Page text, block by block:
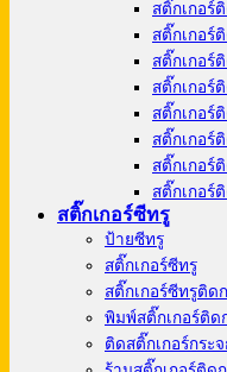
สติ๊กเกอร์
สติ๊กเกอร์
สติ๊กเกอร์
สติ๊กเกอร์
สติ๊กเกอร์
สติ๊กเกอร์
สติ๊กเกอร์
สติ๊กเกอร์
สติ๊กเกอร์ซีทรู
ป้ายซีทรู
สติ๊กเกอร์ซีทรู
สติ๊กเกอร์ซีทรูติด
พิมพ์สติ๊กเกอร์ติด
ติดสติ๊กเกอร์กระ